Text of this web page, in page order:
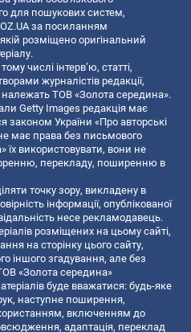
для пошукових систем,
за посиланням
розміщено оригінальний
числі інтерв’ю, статті,
журналістів редакції,
ТОВ «Золота середина».
Getty Images редакція має
законом України «Про авторські
має права без письмового
їх використовувати, вони не
перекладу, поширенню в
точку зору, викладену в
інформації, опублікованої
несе рекламодавець.
розміщених на цьому сайті,
на сторінку цього сайту,
іншого згадування, але без
«Золота середина»
буде вважатися: будь-яке
наступне поширення,
включенням до
адаптація, переклад